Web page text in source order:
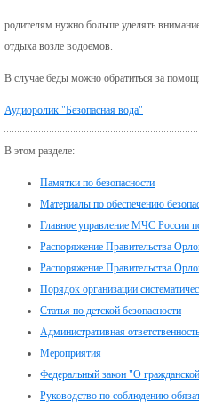
родителям нужно больше уделять
отдыха возле водоемов.
В случае беды можно обратиться за
Аудиоролик "Безопасная вода"
В этом разделе:
Памятки по безопасности
Материалы по обеспечению
Главное управление МЧС России
Распоряжение Правительства
Распоряжение Правительства
Порядок организации
Статья по детской безопасности
Административная ответственность
Мероприятия
Федеральный закон "О
Руководство по соблюдению